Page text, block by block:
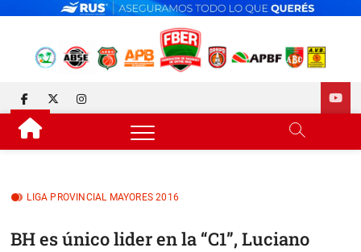
FEDERACIÓN DE BÁSQUET
DE ENTRE RÍOS
facebook
twitterinstagram
LIGA PROVINCIAL MAYORES 2016
BH es único lider en la “C1”, Luciano